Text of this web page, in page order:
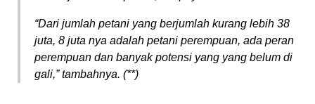
“Dari jumlah petani yang berjumlah kurang lebih 38
juta, 8 juta nya adalah petani perempuan, ada peran
perempuan dan banyak potensi yang yang belum di
gali,” tambahnya. (**)